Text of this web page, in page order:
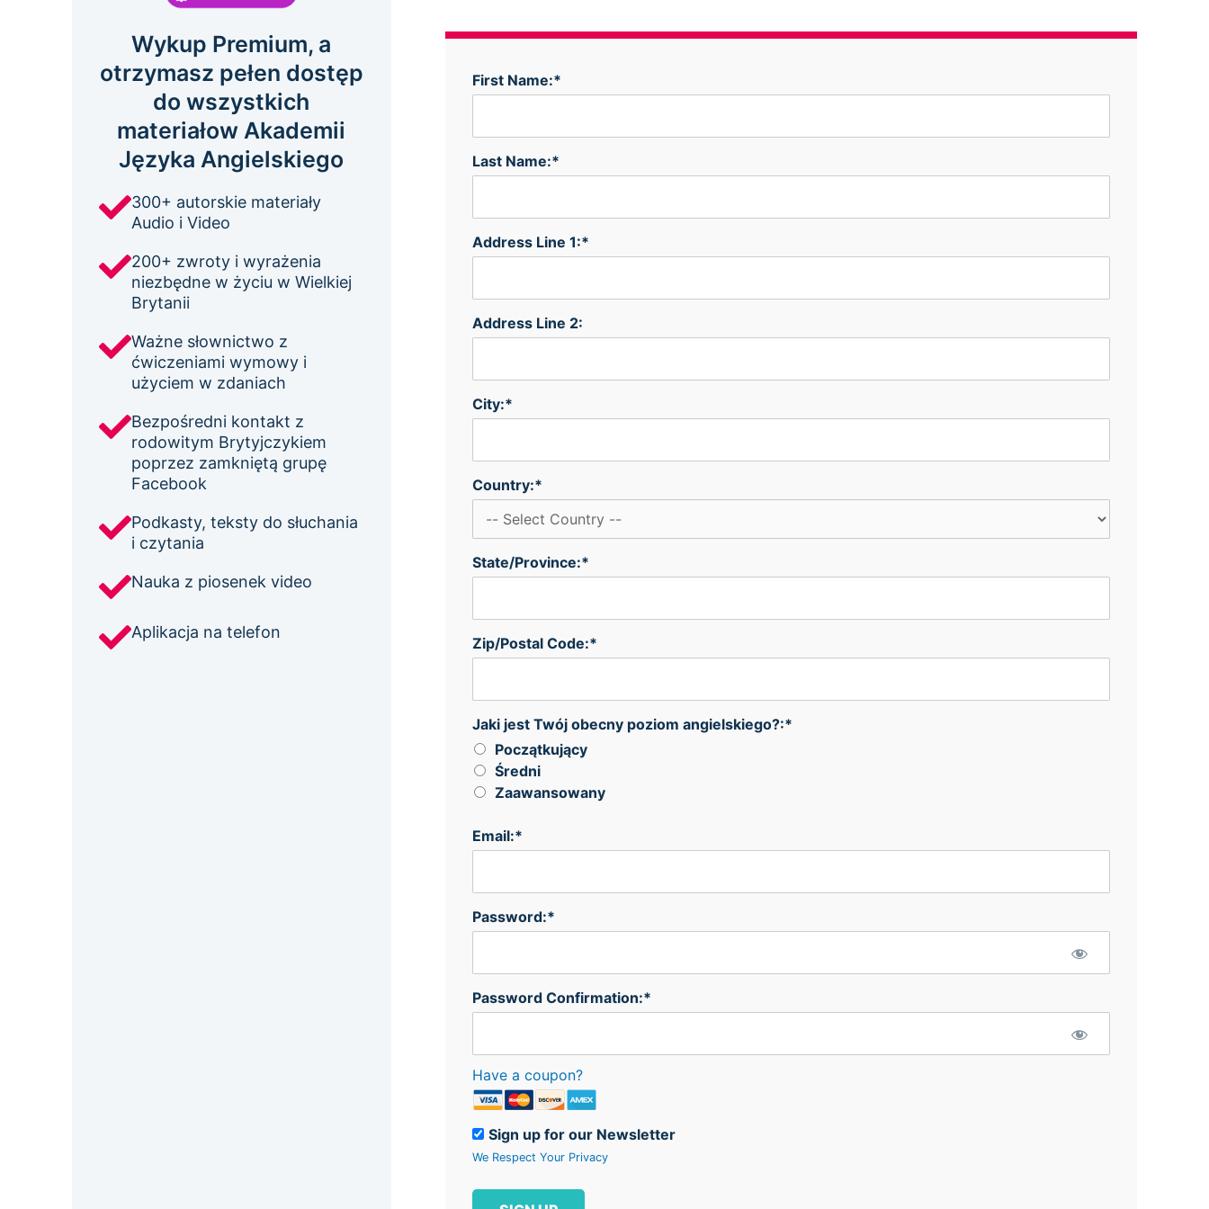
Wykup Premium, a
otrzymasz pełen dostęp
do wszystkich
materiałow Akademii
Języka Angielskiego
300+ autorskie materiały
Audio i Video
200+ zwroty i wyrażenia
niezbędne w życiu w Wielkiej
Brytanii
Ważne słownictwo z
ćwiczeniami wymowy i
użyciem w zdaniach
Bezpośredni kontakt z
rodowitym Brytyjczykiem
poprzez zamkniętą grupę
Facebook
Podkasty, teksty do słuchania
i czytania
Nauka z piosenek video
Aplikacja na telefon
First Name:*
Last Name:*
Address Line 1:*
Address Line 2:
City:*
Country:*
State/Province:*
Zip/Postal Code:*
Jaki jest Twój obecny poziom angielskiego?
Jaki jest Twój obecny poziom angielskiego?:*
Początkujący
Średni
Zaawansowany
Email:*
Password:*
Password Confirmation:*
Have a coupon?
Sign up for our Newsletter
We Respect Your Privacy